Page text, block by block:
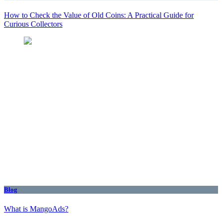
How to Check the Value of Old Coins: A Practical Guide for
Curious Collectors
Blog
What is MangoAds?